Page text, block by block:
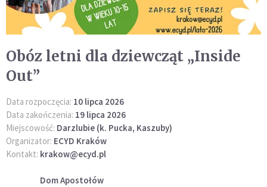
Obóz letni dla dziewcząt „Inside
Out”
Data rozpoczęcia: 10 lipca 2026
Data zakończenia: 19 lipca 2026
Miejscowość: Darzlubie (k. Pucka, Kaszuby)
Organizator: ECYD Kraków
Kontakt: krakow@ecyd.pl
Dom Apostołów